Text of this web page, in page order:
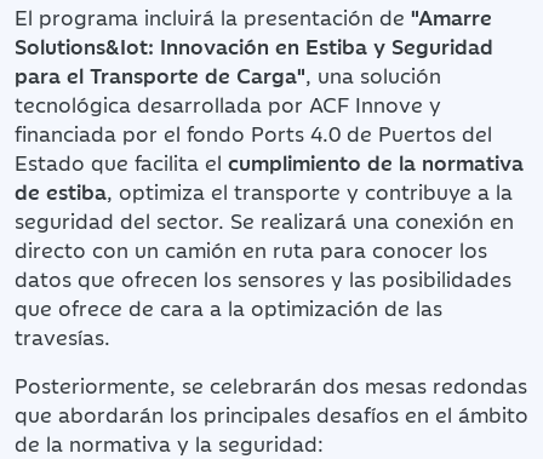
El programa incluirá la presentación de "Amarre
Solutions&Iot: Innovación en Estiba y Seguridad
para el Transporte de Carga", una solución
tecnológica desarrollada por ACF Innove y
financiada por el fondo Ports 4.0 de Puertos del
Estado que facilita el cumplimiento de la normativa
de estiba, optimiza el transporte y contribuye a la
seguridad del sector. Se realizará una conexión en
directo con un camión en ruta para conocer los
datos que ofrecen los sensores y las posibilidades
que ofrece de cara a la optimización de las
travesías.
Posteriormente, se celebrarán dos mesas redondas
que abordarán los principales desafíos en el ámbito
de la normativa y la seguridad: